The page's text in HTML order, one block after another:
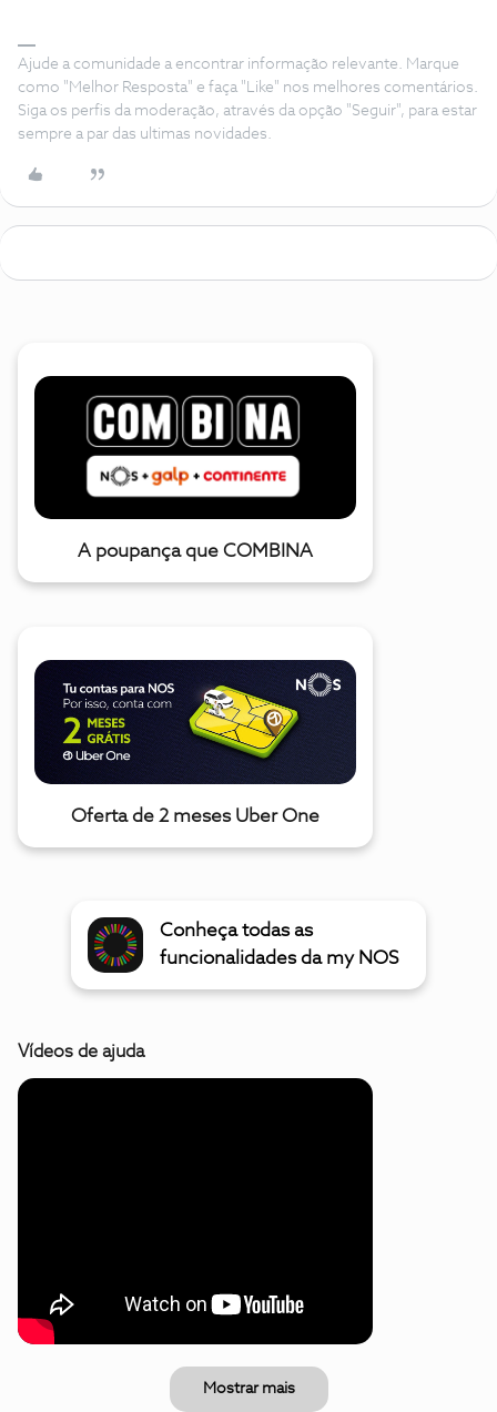
Ajude a comunidade a encontrar informação relevante. Marque
como "Melhor Resposta" e faça "Like" nos melhores comentários.
Siga os perfis da moderação, através da opção "Seguir", para estar
sempre a par das ultimas novidades.
A poupança que COMBINA
Oferta de 2 meses Uber One
Conheça todas as
funcionalidades da my NOS
Vídeos de ajuda
Mostrar mais